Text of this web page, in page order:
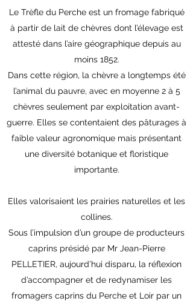
Le Trèfle du Perche est un fromage fabriqué
à partir de lait de chèvres dont l’élevage est
attesté dans l’aire géographique depuis au
moins 1852.
Dans cette région, la chèvre a longtemps été
l’animal du pauvre, avec en moyenne 2 à 5
chèvres seulement par exploitation avant-
guerre. Elles se contentaient des pâturages à
faible valeur agronomique mais présentant
une diversité botanique et floristique
importante.
Elles valorisaient les prairies naturelles et les
collines.
Sous l’impulsion d’un groupe de producteurs
caprins présidé par Mr Jean-Pierre
PELLETIER, aujourd’hui disparu, la réflexion
d’accompagner et de redynamiser les
fromagers caprins du Perche et Loir par un